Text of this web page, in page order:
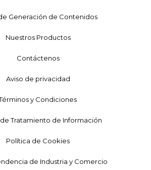
Generación de Contenidos
Nuestros Productos
Contáctenos
Aviso de privacidad
y Condiciones
Tratamiento de Información
Política de Cookies
de Industria y Comercio